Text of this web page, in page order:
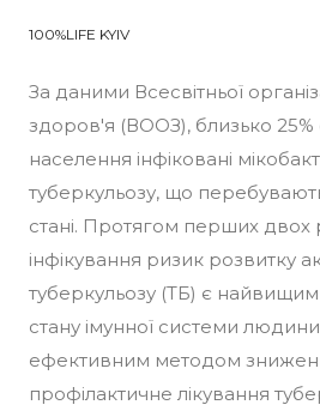
100%LIFE KYIV
За даними Всесвітньої
здоров'я (ВООЗ), близько 25%
населення інфіковані
туберкульозу, що
стані. Протягом перших двох
інфікування ризик розвитку
туберкульозу (ТБ) є найвищим
стану імунної системи
ефективним методом
профілактичне лікування